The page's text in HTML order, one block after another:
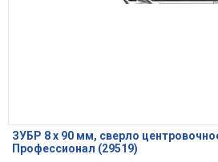
ЗУБР 8 х 90 мм, cверло
Профессионал (29519)